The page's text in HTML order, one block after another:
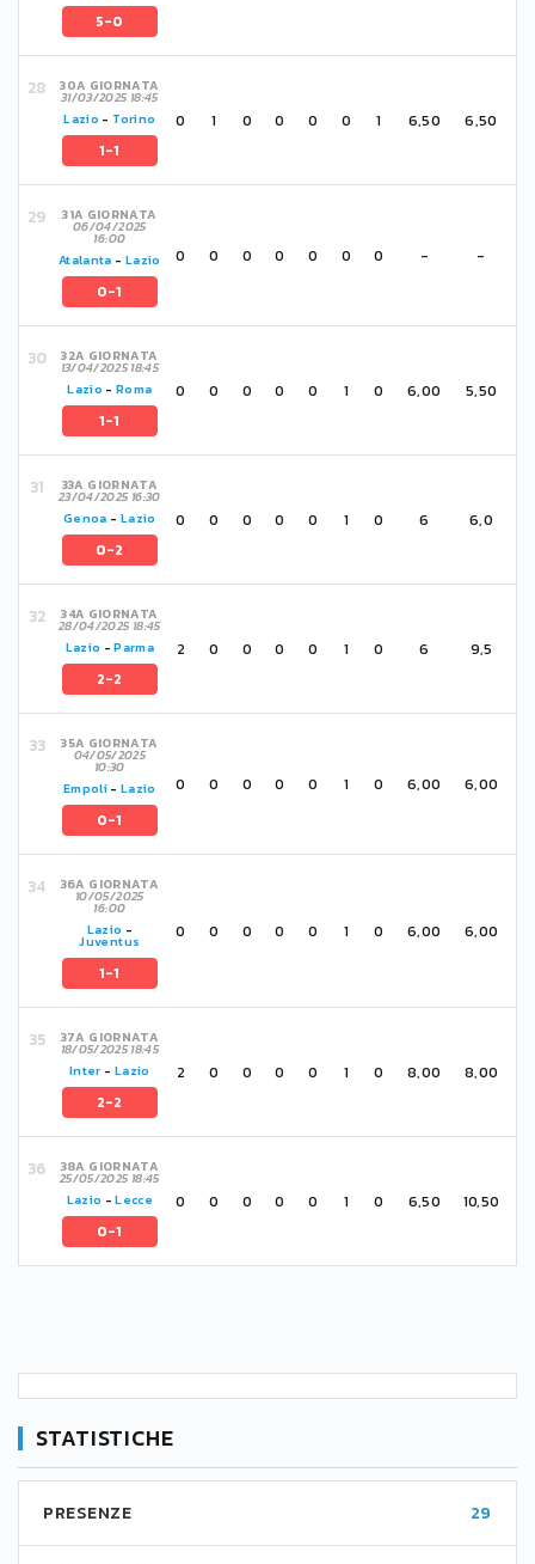
5-0
30A GIORNATA
31/03/2025 18:45
Lazio - Torino
1-1
0 1 0 0 0 0 1 6,50 6,50
31A GIORNATA
06/04/2025
16:00
Atalanta - Lazio
0-1
0 0 0 0 0 0 0 - -
32A GIORNATA
13/04/2025 18:45
Lazio -Roma
1-1
0 0 0 0 0 1 0 6,00 5,50
33A GIORNATA
23/04/2025 16:30
Genoa - Lazio
0-2
0 0 0 0 0 1 0 6 6,0
34A GIORNATA
28/04/2025 18:45
Lazio -Parma
2-2
2 0 0 0 0 1 0 6 9,5
35A GIORNATA
04/05/2025
10:30
Empoli -Lazio
0-1
0 0 0 0 0 1 0 6,00 6,00
36A GIORNATA
10/05/2025
16:00
Lazio -
Juventus
1-1
0 0 0 0 0 1 0 6,00 6,00
37A GIORNATA
18/05/2025 18:45
Inter - Lazio
2-2
2 0 0 0 0 1 0 8,00 8,00
38A GIORNATA
25/05/2025 18:45
Lazio -Lecce
0-1
0 0 0 0 0 1 0 6,50 10,50
STATISTICHE
PRESENZE 29